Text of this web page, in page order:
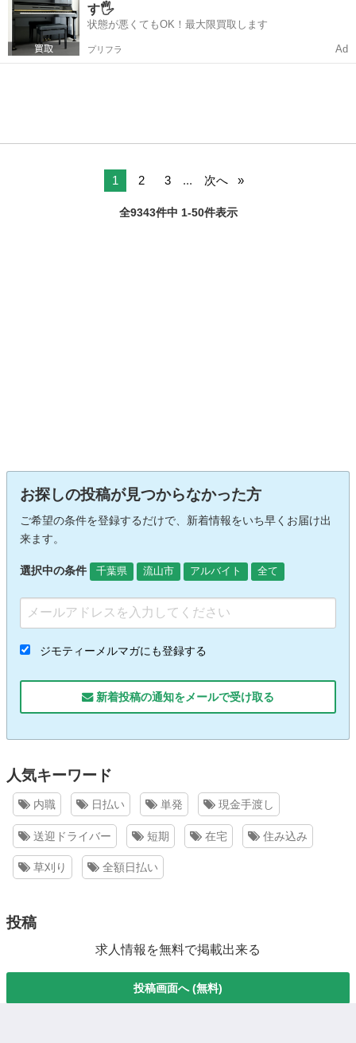
す🖐️
状態が悪くてもOK！最大限買取します
プリフラ Ad
1 2 3 ... 次へ
全9343件中 1-50件表示
お探しの投稿が見つからなかった方
ご希望の条件を登録するだけで、新着情報をいち早くお届け出
来ます。
選択中の条件 千葉県 流山市 アルバイト 全て
ジモティーメルマガにも登録する
新着投稿の通知をメールで受け取る
人気キーワード
内職 日払い 単発 現金手渡し
送迎ドライバー 短期 在宅 住み込み
草刈り 全額日払い
投稿
求人情報を無料で掲載出来る
投稿画面へ (無料)